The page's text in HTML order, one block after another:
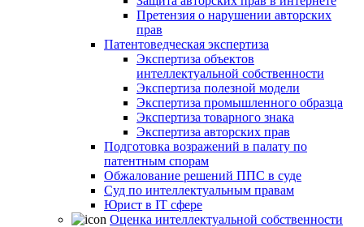
Претензия о нарушении авторских
прав
Патентоведческая экспертиза
Экспертиза объектов
интеллектуальной собственности
Экспертиза полезной модели
Экспертиза промышленного образца
Экспертиза товарного знака
Экспертиза авторских прав
Подготовка возражений в палату по
патентным спорам
Обжалование решений ППС в суде
Суд по интеллектуальным правам
Юрист в IT сфере
Оценка интеллектуальной собственности